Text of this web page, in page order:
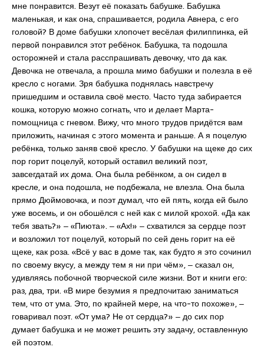
мне понравится. Везут её показать бабушке. Бабушка
маленькая, и как она, спрашивается, родила Авнера, с его
головой? В доме бабушки хлопочет весёлая филиппинка, ей
первой понравился этот ребёнок. Бабушка, та подошла
осторожней и стала расспрашивать девочку, что да как.
Девочка не отвечала, а прошла мимо бабушки и полезла в её
кресло с ногами. Зря бабушка поднялась навстречу
пришедшим и оставила своё место. Часто туда забирается
кошка, которую можно согнать, что и делает Марта-
помощница с гневом. Вижу, что много трудов придётся вам
приложить, начиная с этого момента и раньше. А я поцелую
ребёнка, только заняв своё кресло. У бабушки на щеке до сих
пор горит поцелуй, который оставил великий поэт,
завсегдатай их дома. Она была ребёнком, а он сидел в
кресле, и она подошла, не подбежала, не влезла. Она была
прямо Дюймовочка, и поэт думал, что ей пять, когда ей было
уже восемь, и он обошёлся с ней как с милой крохой. «Да как
тебя звать?» ‒ «Пиюта». ‒ «Ах!» ‒ схватился за сердце поэт
и возложил тот поцелуй, который по сей день горит на её
щеке, как роза. «Всё у вас в доме так, как будто я это сочинил
по своему вкусу, а между тем я ни при чём», ‒ сказал он,
удивляясь побочной творческой силе жизни. Вот и книги его:
раз, два, три. «В мире безумия я предпочитаю заниматься
тем, что от ума. Это, по крайней мере, на что-то похоже», ‒
говаривал поэт. «От ума? Не от сердца?» ‒ до сих пор
думает бабушка и не может решить эту задачу, оставленную
ей поэтом.